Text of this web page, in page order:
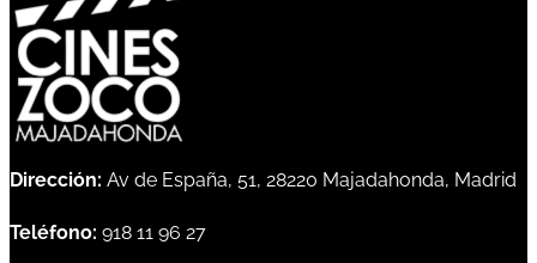
Dirección: Av de España, 51, 28220 Majadahonda, Madrid
Teléfono: 918 11 96 27